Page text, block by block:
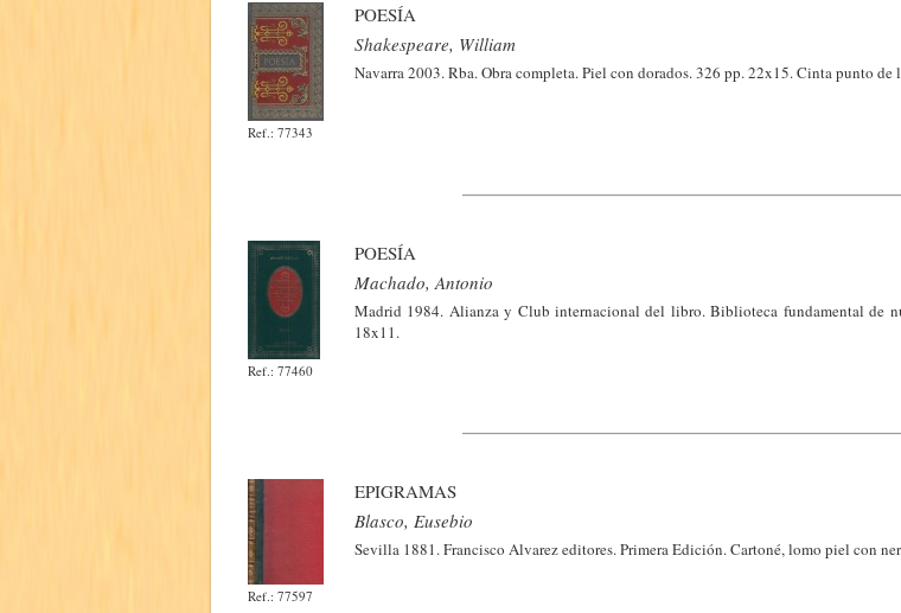
Ref.: 77343
POESÍA
Shakespeare, William
Navarra 2003. Rba. Obra completa. Piel con dorados. 326 pp. 22x15. Cinta punto de
Ref.: 77460
POESÍA
Machado, Antonio
Madrid 1984. Alianza y Club internacional del libro. Biblioteca fundamental de
18x11.
Ref.: 77597
EPIGRAMAS
Blasco, Eusebio
Sevilla 1881. Francisco Alvarez editores. Primera Edición. Cartoné, lomo piel con